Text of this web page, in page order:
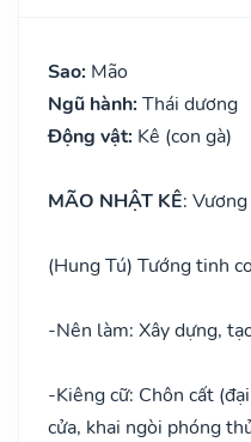
Sao: Mão
Ngũ hành: Thái dương
Động vật: Kê (con gà)
MÃO NHẬT KÊ:
(Hung Tú) Tướng tinh
-Nên làm: Xây dựng,
-Kiêng cữ: Chôn cất
cửa, khai ngòi phóng